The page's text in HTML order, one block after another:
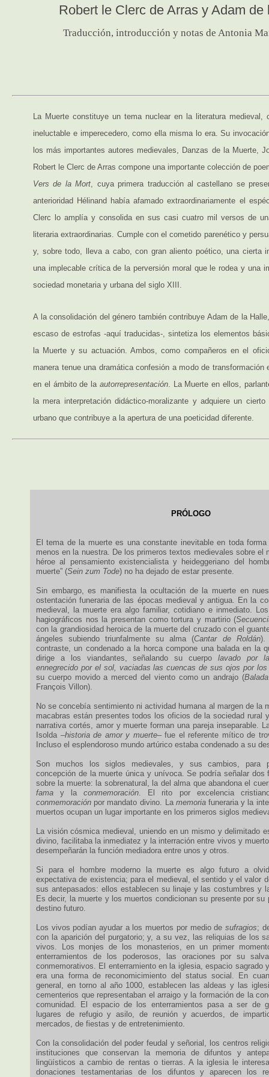
Robert le Clerc de Arras y Adam de
Traducción, introducción y notas de Antonia
La Muerte constituye un tema nuclear en la literatura medieval,
ineluctable e imperecedero, como ella misma lo era. Su
los más importantes autores medievales, Danzas de la Muerte,
Robert le Clerc de Arras compone una importante colección de
Vers de la Mort, cuya primera traducción al castellano se
anterioridad Hélinand había afamado extraordinariamente el
Clerc lo amplía y consolida en sus casi cuatro mil versos de
literaria extraordinarias. Cumple con el cometido parenético y
y, sobre todo, lleva a cabo, con gran aliento poético, una cierta
una implecable crítica de la perversión moral que le rodea y una
sociedad monetaria y urbana del siglo XIII.
A la consolidación del género también contribuye Adam de la
escaso de estrofas -aquí traducidas-, sintetiza los elementos
la Muerte y su actuación. Ambos, como compañeros en el
manera tenue una dramática confesión a modo de transformación
en el ámbito de la autorrepresentación. La Muerte en ellos,
la mera interpretación didáctico-moralizante y adquiere un
urbano que contribuye a la apertura de una poeticidad diferente.
PRÓLOGO
El tema de la muerte es una constante inevitable en toda
menos en la nuestra. De los primeros textos medievales sobre el
héroe al pensamiento existencialista y heideggeriano del
muerte” (Sein zum Tode) no ha dejado de estar presente.
Sin embargo, es manifiesta la ocultación de la muerte en
ostentación funeraria de las épocas medieval y antigua. En la
medieval, la muerte era algo familiar, cotidiano e inmediato.
hagiográficos nos la presentan como tortura y martirio (
con la grandiosidad heroica de la muerte del cruzado con el
ángeles subiendo triunfalmente su alma (Cantar de Roldán).
contraste, un condenado a la horca compone una balada en la
dirige a los viandantes, señalando su cuerpo lavado por
ennegrecido por el sol, vaciadas las cuencas de sus ojos por los
su cuerpo movido a merced del viento como un andrajo (
François Villon).
No se concebía sentimiento ni actividad humana al margen de la
macabras están presentes todos los oficios de la sociedad rural
narrativa cortés, amor y muerte forman una pareja inseparable.
Isolda –historia de amor y muerte– fue el referente mítico de
Incluso el esplendoroso mundo artúrico estaba condenado a su
Son muchos los siglos medievales, y sus cambios, para
concepción de la muerte única y unívoca. Se podría señalar dos
sobre la muerte: la sobrenatural, la del alma que abandona el
fama y laconmemoración. El rito por excelencia
conmemoración por mandato divino. La memoriafuneraria y la
muertos ocupan un lugar importante en los primeros siglos
La visión cósmica medieval, uniendo en un mismo y delimitado
divino, facilitaba la inmediatez y la interración entre vivos y
desempeñarán la función mediadora entre unos y otros.
Si para el hombre moderno la muerte es algo futuro a
expectativa de existencia; para el medieval, el sentido y el valor
sus antepasados: ellos establecen su linaje y las costumbres y
Es decir, la muerte y los muertos condicionan su presente por su
destino futuro.
Los vivos podían ayudar a los muertos por medio de sufragios;
con la aparición del purgatorio; y, a su vez, las reliquias de los
vivos. Los monjes de los monasterios, en un primer
enterramientos de los poderosos, las oraciones por su
conmemorativos. El enterramiento en la iglesia, espacio sagrado
era una forma de reconomicimiento del status social. En
general, en torno al año 1000, establecen las aldeas y las
cementerios que representaban el arraigo y la formación de la
comunidad. El espacio de los enterramientos pasa a ser de
lugares de refugio y asilo, de reunión y acuerdos, de
mercados, de fiestas y de entretenimiento.
Con la consolidación del poder feudal y señorial, los centros
instituciones que conservan la memoria de difuntos y
lingüísticos a cambio de rentas o tierras. A la iglesia le
donaciones testamentarias de los difuntos y aparecen los